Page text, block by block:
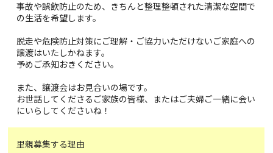
事故や誤飲防止のため、きちんと整理整頓された清潔な空間で
の生活を希望します。
脱走や危険防止対策にご理解・ご協力いただけないご家庭への
譲渡はいたしかねます。
予めご承知おきください。
また、譲渡会はお見合いの場です。
お世話してくださるご家族の皆様、またはご夫婦ご一緒に会い
にいらしてくださいね！
里親募集する理由